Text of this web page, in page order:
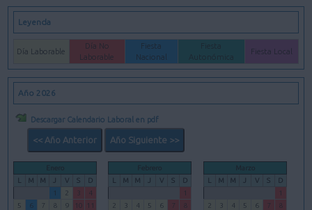
Leyenda
Día Laborable
Día No
Laborable
Fiesta
Nacional
Fiesta Local
Año 2026
Descargar Calendario Laboral en pdf
<< Año Anterior Año Siguiente >>
M M V S
D
1
2 3
4
5
6 7 8 9 10
11
M M V S
D
1
2
3 4 5 6 7
8
M M V S
D
1
2
3 4 5 6 7
8